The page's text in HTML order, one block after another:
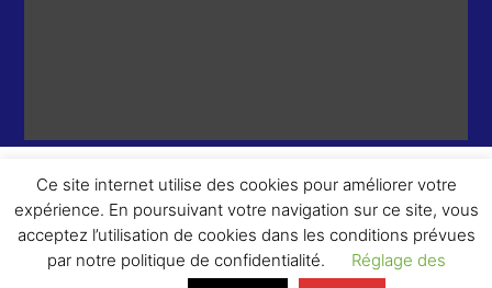
© 2026 – 2 ème Round – Tous droits réservés.
Ce site internet utilise des cookies pour améliorer votre
expérience. En poursuivant votre navigation sur ce site, vous
acceptez l’utilisation de cookies dans les conditions prévues
par notre politique de confidentialité.
Réglage des